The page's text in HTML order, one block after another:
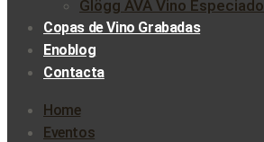
Glögg AVA Vino Especiado
Copas de Vino Grabadas
Enoblog
Contacta
Home
Eventos